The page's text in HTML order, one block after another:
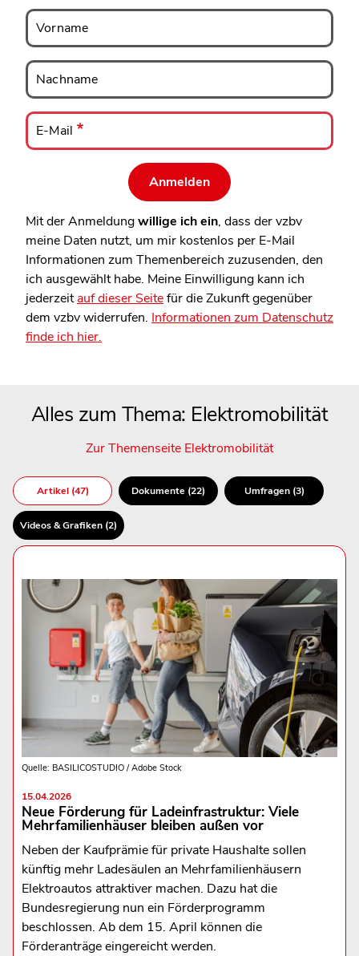
Vorname
Vorname
Nachname
Nachname
E-
Mail
E-Mail
Mit der Anmeldungwillige ich ein, dass der vzbv
meine Daten nutzt, um mir kostenlos per E-Mail
Informationen zum Themenbereich zuzusenden, den
ich ausgewählt habe. Meine Einwilligung kann ich
jederzeitauf dieser Seitefür die Zukunft gegenüber
dem vzbv widerrufen. Informationen zum Datenschutz
finde ich hier.
Alles zum Thema: Elektromobilität
Zur Themenseite Elektromobilität
Artikel (47) Dokumente (22) Umfragen (3)
Videos & Grafiken (2)
Quelle: BASILICOSTUDIO / Adobe Stock
15.04.2026
Neue Förderung für Ladeinfrastruktur: Viele
Mehrfamilienhäuser bleiben außen vor
Neben der Kaufprämie für private Haushalte sollen
künftig mehr Ladesäulen an Mehrfamilienhäusern
Elektroautos attraktiver machen. Dazu hat die
Bundesregierung nun ein Förderprogramm
beschlossen. Ab dem 15. April können die
Förderanträge eingereicht werden.